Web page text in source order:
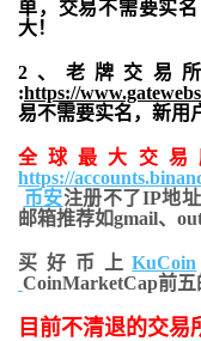
单，交易不需要实名
大！
2、老牌交易
:https://
易不需要实名，新用
全球最大交易
https://
币安注册不了IP地
邮箱推荐如gmail、
买好币上KuCoin
CoinMarketCap前五
目前不清退的交易